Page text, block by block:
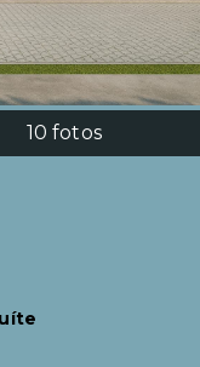
10 fotos